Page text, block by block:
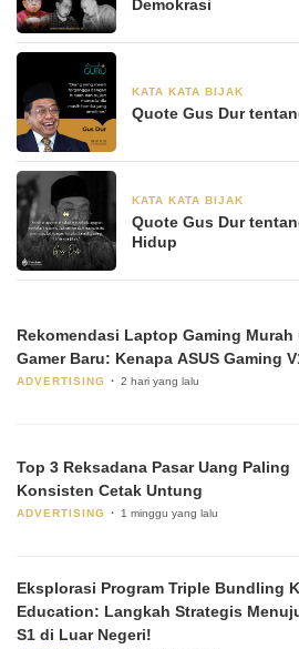
Demokrasi
KATA KATA BIJAK
Quote Gus Dur
KATA KATA BIJAK
Quote Gus Dur
Hidup
Rekomendasi Laptop Gaming
Gamer Baru: Kenapa ASUS Gaming
ADVERTISING 2 hari yang lalu
Top 3 Reksadana Pasar Uang Paling
Konsisten Cetak Untung
ADVERTISING 1 minggu yang lalu
Eksplorasi Program Triple Bundling
Education: Langkah Strategis
S1 di Luar Negeri!